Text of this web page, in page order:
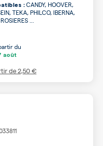
: CANDY, HOOVER,
TEKA, PHILCO, IBERNA,
...
du
août
de2,50 €